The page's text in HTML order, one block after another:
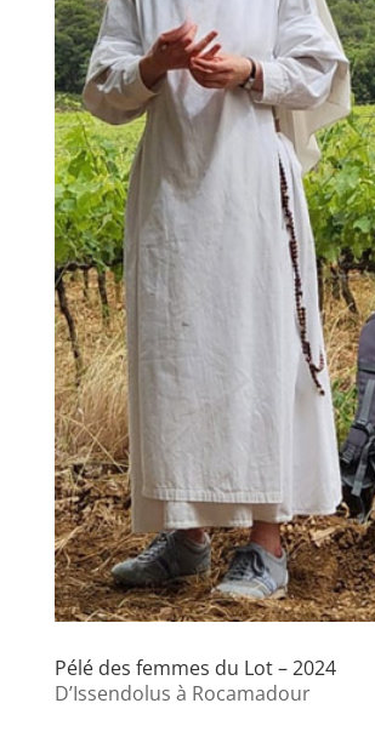
Pélé des femmes du Lot – 2024
D’Issendolus à Rocamadour